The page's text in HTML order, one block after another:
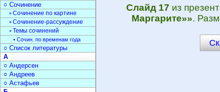
Слайд 17 из
Маргарите»».
○ Сочинение
▫ Сочинение по картине
▫ Сочинение-рассуждение
▫ Темы сочинений
• Сочин. по временам года
○ Список литературы
А
○ Андерсен
○ Андреев
○ Астафьев